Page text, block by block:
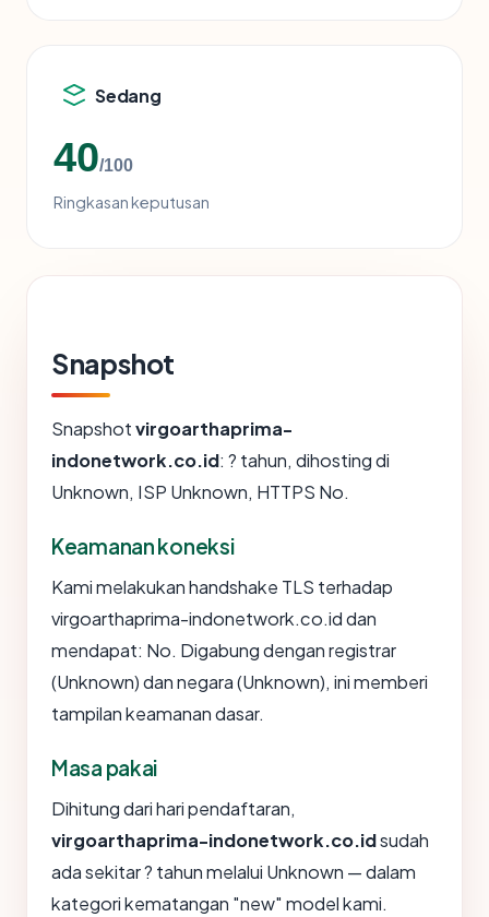
Sedang
40/100
Ringkasan keputusan
Snapshot
Snapshotvirgoarthaprima-
indonetwork.co.id: ? tahun, dihosting di
Unknown, ISP Unknown, HTTPS No.
Keamanan koneksi
Kami melakukan handshake TLS terhadap
virgoarthaprima-indonetwork.co.id dan
mendapat: No. Digabung dengan registrar
(Unknown) dan negara (Unknown), ini memberi
tampilan keamanan dasar.
Masa pakai
Dihitung dari hari pendaftaran,
virgoarthaprima-indonetwork.co.idsudah
ada sekitar ? tahun melalui Unknown — dalam
kategori kematangan "new" model kami.